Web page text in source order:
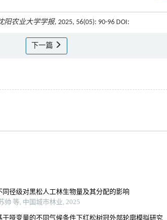
阳农业大学学报, 2025, 56(05): 90-96 DOI:
下一篇